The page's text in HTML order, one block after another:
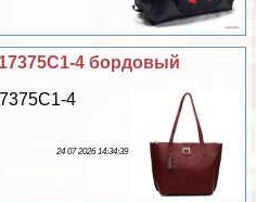
4 бордовый
4
24 07 2026 14:34:39